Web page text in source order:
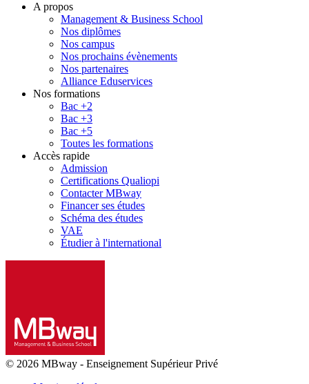
A propos
Management & Business School
Nos diplômes
Nos campus
Nos prochains évènements
Nos partenaires
Alliance Eduservices
Nos formations
Bac +2
Bac +3
Bac +5
Toutes les formations
Accès rapide
Admission
Certifications Qualiopi
Contacter MBway
Financer ses études
Schéma des études
VAE
Étudier à l'international
© 2026 MBway - Enseignement Supérieur Privé